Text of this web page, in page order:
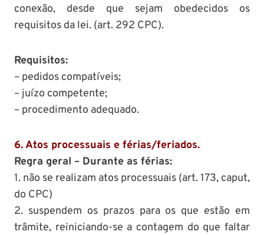
conexão, desde que sejam obedecidos os
requisitos da lei. (art. 292 CPC).
Requisitos:
– pedidos compatíveis;
– juízo competente;
– procedimento adequado.
6. Atos processuais e férias/feriados.
Regra geral – Durante as férias:
1. não se realizam atos processuais (art. 173, caput,
do CPC)
2. suspendem os prazos para os que estão em
trâmite, reiniciando-se a contagem do que faltar